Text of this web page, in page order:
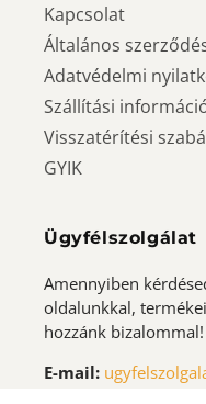
Kapcsolat
Általános
Adatvédelmi
Szállítási
Visszatérítési
GYIK
Ügyfélszolgálat
Amennyiben
oldalunkkal,
hozzánk bizalommal!
E-mail: